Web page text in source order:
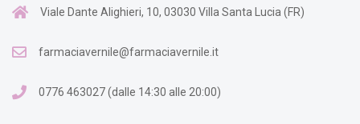
Viale Dante Alighieri, 10, 03030 Villa Santa Lucia (FR)
farmaciavernile@farmaciavernile.it
0776 463027 (dalle 14:30 alle 20:00)